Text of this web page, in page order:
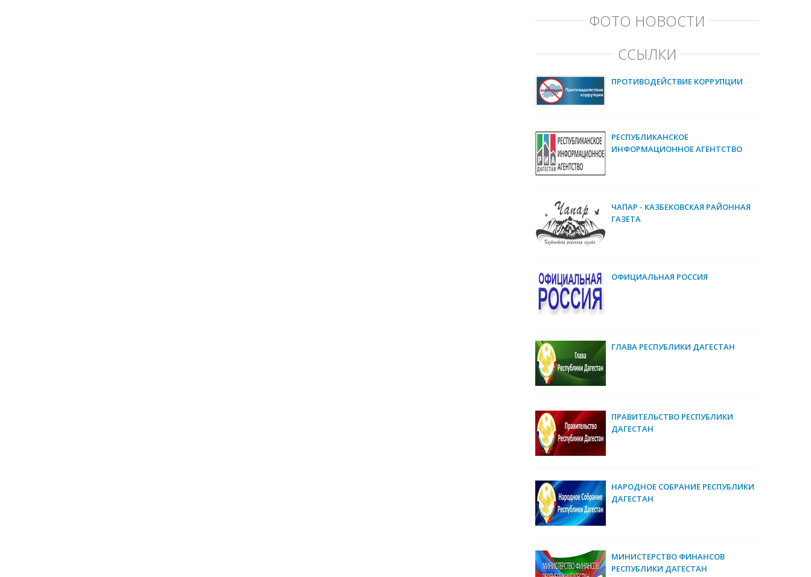
ФОТО НОВОСТИ
ССЫЛКИ
ПРОТИВОДЕЙСТВИЕ КОРРУПЦИИ
РЕСПУБЛИКАНСКОЕ
ИНФОРМАЦИОННОЕ АГЕНТСТВО
ЧАПАР - КАЗБЕКОВСКАЯ РАЙОННАЯ
ГАЗЕТА
ОФИЦИАЛЬНАЯ РОССИЯ
ГЛАВА РЕСПУБЛИКИ ДАГЕСТАН
ПРАВИТЕЛЬСТВО РЕСПУБЛИКИ
ДАГЕСТАН
НАРОДНОЕ СОБРАНИЕ РЕСПУБЛИКИ
ДАГЕСТАН
МИНИСТЕРСТВО ФИНАНСОВ
РЕСПУБЛИКИ ДАГЕСТАН